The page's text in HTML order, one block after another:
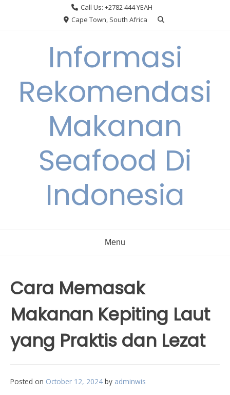
Call Us: +2782 444 YEAH
Cape Town, South Africa
Informasi
Rekomendasi
Makanan
Seafood Di
Indonesia
Menu
Cara Memasak
Makanan Kepiting Laut
yang Praktis dan Lezat
Posted on October 12, 2024 by adminwis